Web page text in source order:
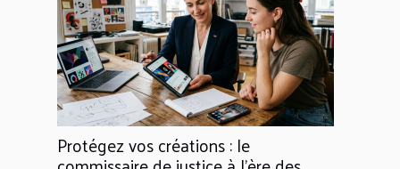
Protégez vos créations : le